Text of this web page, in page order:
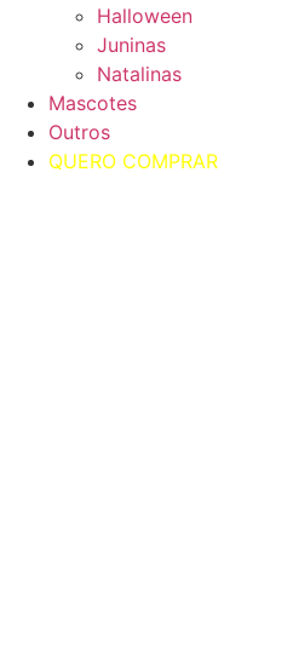
Halloween
Juninas
Natalinas
Mascotes
Outros
QUERO COMPRAR